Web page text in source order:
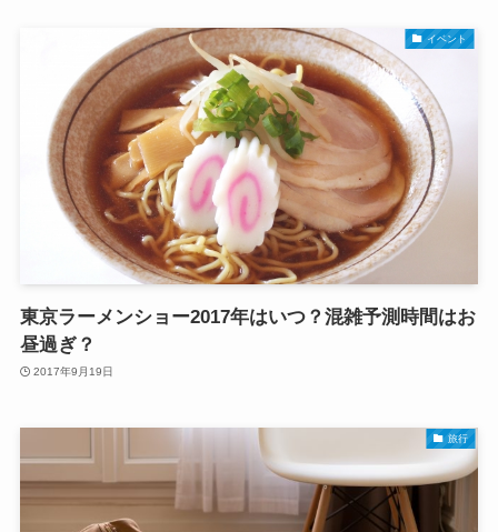
イベント
東京ラーメンショー2017年はいつ？混雑予測時間はお
昼過ぎ？
2017年9月19日
旅行